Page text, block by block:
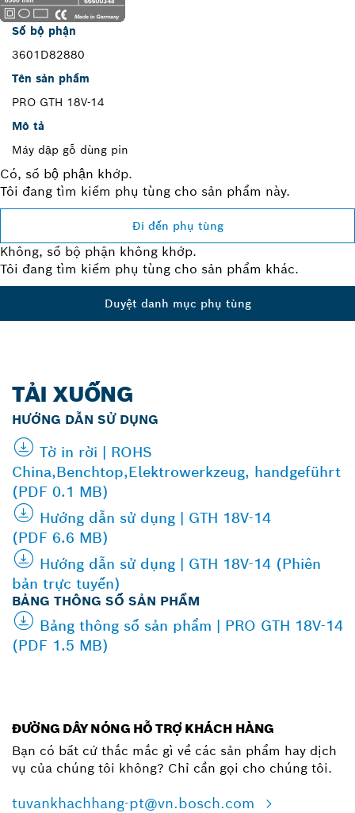
Số bộ phận
3601D82880
Tên sản phẩm
PRO GTH 18V-14
Mô tả
Máy dập gỗ dùng pin
Có, số bộ phận khớp.
Tôi đang tìm kiếm phụ tùng cho sản phẩm này.
Đi đến phụ tùng
Không, số bộ phận không khớp.
Tôi đang tìm kiếm phụ tùng cho sản phẩm khác.
Duyệt danh mục phụ tùng
TẢI XUỐNG
HƯỚNG DẪN SỬ DỤNG
Tờ in rời | ROHS
China,Benchtop,Elektrowerkzeug, handgeführt
(PDF 0.1 MB)
Hướng dẫn sử dụng | GTH 18V-14
(PDF 6.6 MB)
Hướng dẫn sử dụng | GTH 18V-14 (Phiên
bản trực tuyến)
BẢNG THÔNG SỐ SẢN PHẨM
Bảng thông số sản phẩm | PRO GTH 18V-14
(PDF 1.5 MB)
ĐƯỜNG DÂY NÓNG HỖ TRỢ KHÁCH HÀNG
Bạn có bất cứ thắc mắc gì về các sản phẩm hay dịch
vụ của chúng tôi không? Chỉ cần gọi cho chúng tôi.
tuvankhachhang-pt@vn.bosch.com